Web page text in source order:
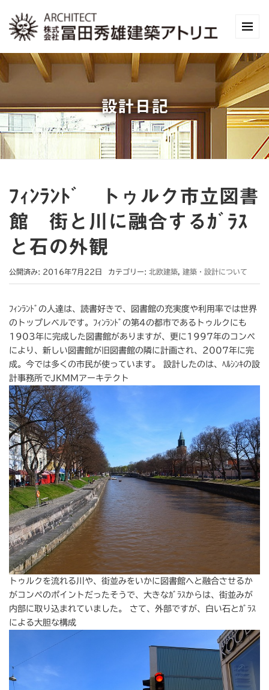
設計日記
ﾌｨﾝﾗﾝﾄﾞ トゥルク市立図書
館 街と川に融合するｶﾞﾗｽ
と石の外観
公開済み: 2016年7月22日 カテゴリー: 北欧建築 建築・設計について
ﾌｨﾝﾗﾝﾄﾞの人達は、読書好きで、図書館の充実度や利用率では世界
のトップレベルです。ﾌｨﾝﾗﾝﾄﾞの第4の都市であるトゥルクにも
1903年に完成した図書館がありますが、更に1997年のコンペ
により、新しい図書館が旧図書館の隣に計画され、2007年に完
成。今では多くの市民が使っています。 設計したのは、ﾍﾙｼﾝｷの設
計事務所でJKMMアーキテクト
トゥルクを流れる川や、街並みをいかに図書館へと融合させるか
がコンペのポイントだったそうで、大きなｶﾞﾗｽからは、街並みが
内部に取り込まれていました。 さて、外部ですが、白い石とｶﾞﾗｽ
による大胆な構成